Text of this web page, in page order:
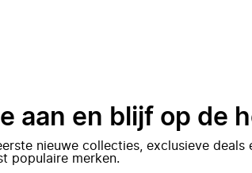
aan en blijf op de
nieuwe collecties, exclusieve deals
populaire merken.